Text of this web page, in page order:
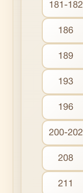
181-182
186
189
193
196
200-202
208
211